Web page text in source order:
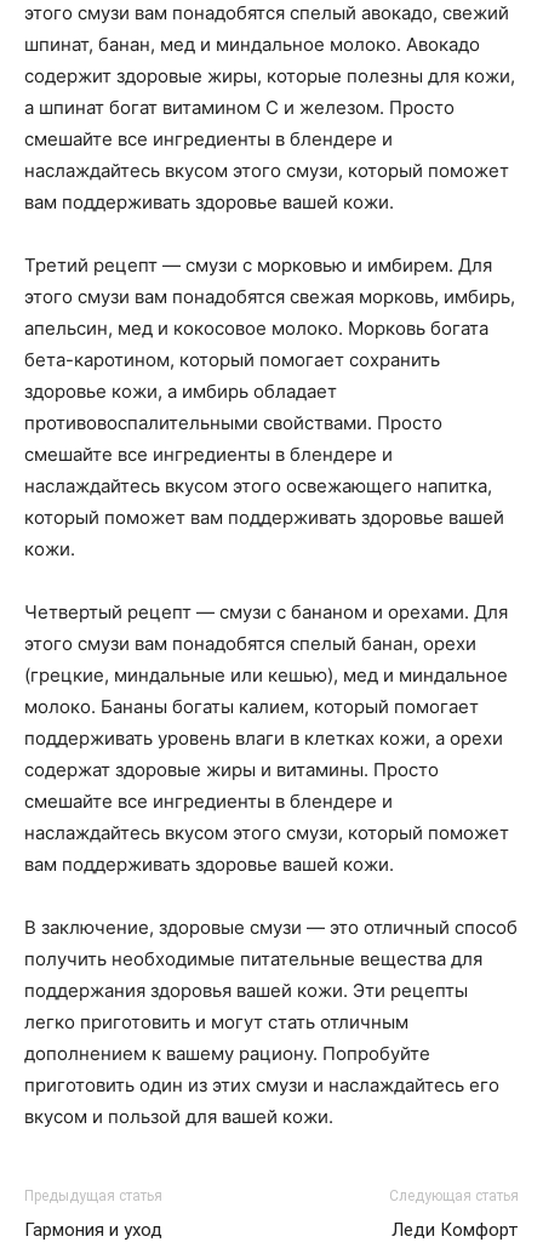
этого смузи вам понадобятся спелый авокадо, свежий
шпинат, банан, мед и миндальное молоко. Авокадо
содержит здоровые жиры, которые полезны для кожи,
а шпинат богат витамином С и железом. Просто
смешайте все ингредиенты в блендере и
наслаждайтесь вкусом этого смузи, который поможет
вам поддерживать здоровье вашей кожи.
Третий рецепт — смузи с морковью и имбирем. Для
этого смузи вам понадобятся свежая морковь, имбирь,
апельсин, мед и кокосовое молоко. Морковь богата
бета-каротином, который помогает сохранить
здоровье кожи, а имбирь обладает
противовоспалительными свойствами. Просто
смешайте все ингредиенты в блендере и
наслаждайтесь вкусом этого освежающего напитка,
который поможет вам поддерживать здоровье вашей
кожи.
Четвертый рецепт — смузи с бананом и орехами. Для
этого смузи вам понадобятся спелый банан, орехи
(грецкие, миндальные или кешью), мед и миндальное
молоко. Бананы богаты калием, который помогает
поддерживать уровень влаги в клетках кожи, а орехи
содержат здоровые жиры и витамины. Просто
смешайте все ингредиенты в блендере и
наслаждайтесь вкусом этого смузи, который поможет
вам поддерживать здоровье вашей кожи.
В заключение, здоровые смузи — это отличный способ
получить необходимые питательные вещества для
поддержания здоровья вашей кожи. Эти рецепты
легко приготовить и могут стать отличным
дополнением к вашему рациону. Попробуйте
приготовить один из этих смузи и наслаждайтесь его
вкусом и пользой для вашей кожи.
Предыдущая статья
Гармония и уход
Следующая статья
Леди Комфорт